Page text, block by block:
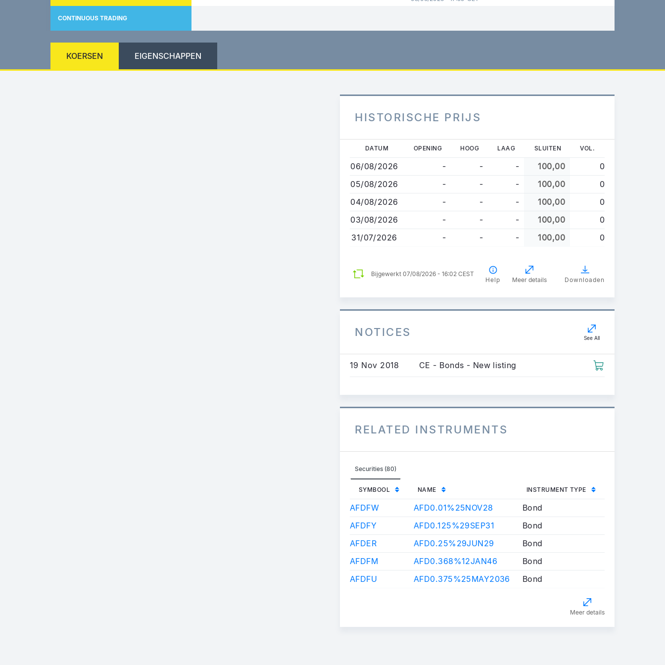
CONTINUOUS TRADING
KOERSEN EIGENSCHAPPEN
HISTORISCHE PRIJS
Overslaan
naar
de
gaan
DATUM OPENING HOOG LAAG SLUITEN VOL.
06/08/2026 - - - 100,00
0
05/08/2026
- - - 100,00
0
04/08/2026
- - - 100,00
0
03/08/2026
- - - 100,00
0
31/07/2026
- - - 100,00 0
Bijgewerkt 07/08/2026 - 16:02 CEST
Help
Meer details Downloaden
NOTICES See All
19 Nov 2018 CE - Bonds - New listing
RELATED INSTRUMENTS
Securities (80)
SYMBOOL NAME INSTRUMENT TYPE
AFDFW AFD0.01%25NOV28
Bond
AFDFY
AFD0.125%29SEP31
Bond
AFDER
AFD0.25%29JUN29
Bond
AFDFM
AFD0.368%12JAN46
Bond
AFDFU
AFD0.375%25MAY2036 Bond
Meer details